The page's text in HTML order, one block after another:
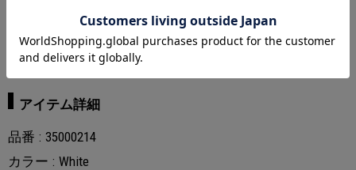
25SSシーズンに展開した半袖ヘンリーネックが長袖仕様にアッ
爽やかな白と落ち着いた黒の２色展開。
アイテム詳細
品番
35000214
カラー
White